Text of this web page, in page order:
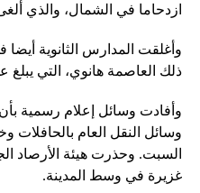
ازدحاما في الشمال، والذي ألغى أكثر
ذلك العاصمة هانوي، التي يبلغ عدد سكانها
وأفادت وسائل إعلام رسمية
وسائل النقل العام بالحافلات
السبت. وحذرت هيئة الأرصاد
غزيرة في وسط المدينة.